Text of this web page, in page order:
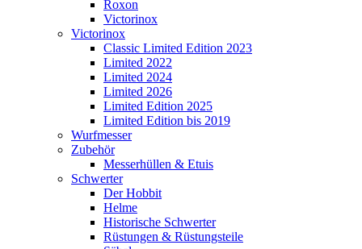
Roxon
Victorinox
Victorinox
Classic Limited Edition 2023
Limited 2022
Limited 2024
Limited 2026
Limited Edition 2025
Limited Edition bis 2019
Wurfmesser
Zubehör
Messerhüllen & Etuis
Schwerter
Der Hobbit
Helme
Historische Schwerter
Rüstungen & Rüstungsteile